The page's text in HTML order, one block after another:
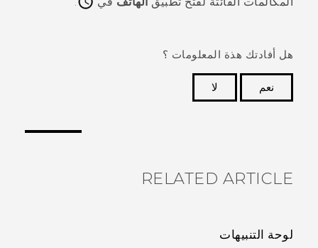
هل أفادتك هذة المعلومات ؟
نعم
لا
RELATED ARTICLE
لوحة التنبيهات